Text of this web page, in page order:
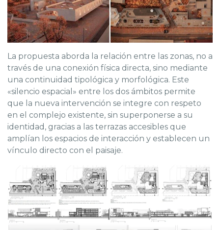
La propuesta aborda la relación entre las zonas, no a
través de una conexión física directa, sino mediante
una continuidad tipológica y morfológica. Este
«silencio espacial» entre los dos ámbitos permite
que la nueva intervención se integre con respeto
en el complejo existente, sin superponerse a su
identidad, gracias a las terrazas accesibles que
amplían los espacios de interacción y establecen un
vínculo directo con el paisaje.